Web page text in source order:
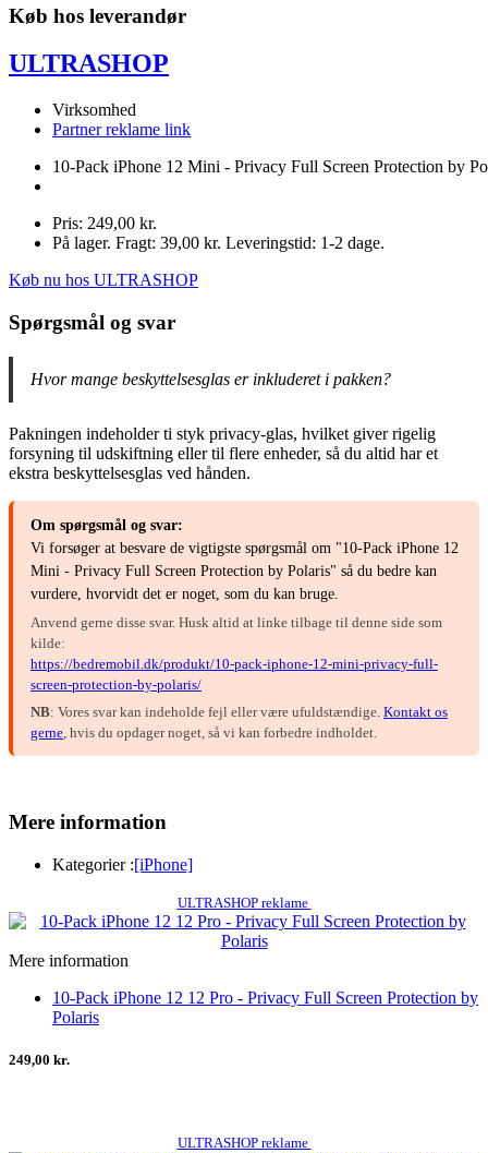
Køb hos leverandør
ULTRASHOP
Virksomhed
Partner reklame link
10-Pack iPhone 12 Mini - Privacy Full Screen Protection by
Pris: 249,00 kr.
På lager. Fragt: 39,00 kr. Leveringstid: 1-2 dage.
Køb nu hos ULTRASHOP
Spørgsmål og svar
Hvor mange beskyttelsesglas er inkluderet i pakken?
Pakningen indeholder ti styk privacy-glas, hvilket giver rigelig
forsyning til udskiftning eller til flere enheder, så du altid har et
ekstra beskyttelsesglas ved hånden.
Om spørgsmål og svar:
Vi forsøger at besvare de vigtigste spørgsmål om "10-Pack iPhone 12
Mini - Privacy Full Screen Protection by Polaris" så du bedre kan
vurdere, hvorvidt det er noget, som du kan bruge.
Anvend gerne disse svar. Husk altid at linke tilbage til denne side som
kilde:
https://bedremobil.dk/produkt/10-pack-iphone-12-mini-privacy-full-
screen-protection-by-polaris/
NB: Vores svar kan indeholde fejl eller være ufuldstændige. Kontakt os
gerne, hvis du opdager noget, så vi kan forbedre indholdet.
Mere information
Kategorier :[iPhone]
ULTRASHOP reklame
Mere information
10-Pack iPhone 12 12 Pro - Privacy Full Screen Protection by
Polaris
249,00 kr.
ULTRASHOP reklame